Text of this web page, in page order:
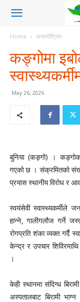
Home अन्तर्राष्ट्रिय
कङ्गोमा
May 26, 2026
बुनिया (कङ्गो) । कङ्गोको
गएको छ । संक्रमितको
प्रयास स्थानीय विरोध र
स्वयंसेवी स्वास्थ्यकर्मीले
हान्ने, गालीगलौज गर्ने
रोगप्रति शंका व्यक्त गर्दै
केन्द्र र उपचार
।
केही स्थानमा संदिग्ध
अस्पतालबाट बिरामी